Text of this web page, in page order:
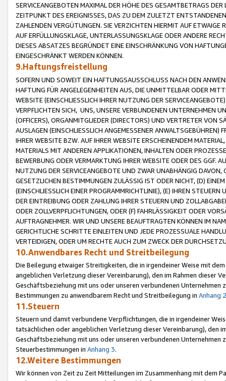
SERVICEANGEBOTEN MAXIMAL DER HÖHE DES GESAMTBETRAGS
ZEITPUNKT DES EREIGNISSES, DAS ZU DEM ZULETZT
ZAHLENDEN VERGÜTUNGEN. SIE VERZICHTEN HIERMIT AUF
AUF ERFÜLLUNGSKLAGE, UNTERLASSUNGSKLAGE ODER ANDERE
DIESES ABSATZES BEGRÜNDET EINE EINSCHRÄNKUNG VON
EINGESCHRÄNKT WERDEN KÖNNEN.
9.Haftungsfreistellung
SOFERN UND SOWEIT EIN HAFTUNGSAUSSCHLUSS NACH DEN
HAFTUNG FÜR ANGELEGENHEITEN AUS, DIE UNMITTELBAR ODER
WEBSITE (EINSCHLIESSLICH IHRER NUTZUNG DER
VERPFLICHTEN SICH, UNS, UNSERE VERBUNDENEN UNTERNEHMEN
(OFFICERS), ORGANMITGLIEDER (DIRECTORS) UND VERTRETER VON
AUSLAGEN (EINSCHLIESSLICH ANGEMESSENER
IHRER WEBSITE BZW. AUF IHRER WEBSITE ERSCHEINENDEM
MATERIALS MIT ANDEREN APPLIKATIONEN, INHALTEN ODER
BEWERBUNG ODER VERMARKTUNG IHRER WEBSITE ODER DES GGF.
NUTZUNG DER SERVICEANGEBOTE UND ZWAR UNABHÄNGIG
GESETZLICHEN BESTIMMUNGEN ZULÄSSIG IST ODER NICHT, (D)
(EINSCHLIESSLICH EINER PROGRAMMRICHTLINIE), (E) IHREN
DER EINTREIBUNG ODER ZAHLUNG IHRER STEUERN UND
ODER ZOLLVERPFLICHTUNGEN, ODER (F) FAHRLÄSSIGKEIT ODER
AUFTRAGNEHMER. WIR UND UNSERE BEAUFTRAGTEN KÖNNEN IM
GERICHTLICHE SCHRITTE EINLEITEN UND JEDE PROZESSUALE
VERTEIDIGEN, ODER UM RECHTE AUCH ZUM ZWECK DER
10.Anwendbares Recht und Streitbeilegung
Die Beilegung etwaiger Streitigkeiten, die in irgendeiner Weise mit
angeblichen Verletzung dieser Vereinbarung), den im Rahmen dieser
Geschäftsbeziehung mit uns oder unseren verbundenen
Bestimmungen zu anwendbarem Recht und Streitbeilegung in Anhang 2
11.Steuern
Steuern und damit verbundene Verpflichtungen, die in irgendeiner
tatsächlichen oder angeblichen Verletzung dieser Vereinbarung), den
Geschäftsbeziehung mit uns oder unseren verbundenen
Steuerbestimmungen in Anhang 3.
12.Weitere Bestimmungen
Wir können von Zeit zu Zeit Mitteilungen im Zusammenhang mit dem